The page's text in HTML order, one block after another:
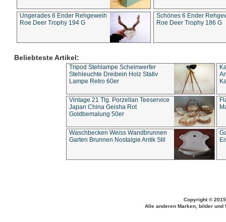
Ungerades 6 Ender Rehgeweih
Roe Deer Trophy 194 G
Schönes 6 Ender
Roe Deer Trophy 186 G
Beliebteste Artikel:
Tripod Stehlampe Scheinwerfer
Stehleuchte Dreibein Holz Stativ
Lampe Retro 60er
Vintage 21 Tlg. Porzellan Teeservice
Japan China Geisha Rot
Goldbemalung 50er
Waschbecken Weiss Wandbrunnen
Garten Brunnen Nostalgie Antik Stil
Copyright ©
Alle anderen Marken, bilder und